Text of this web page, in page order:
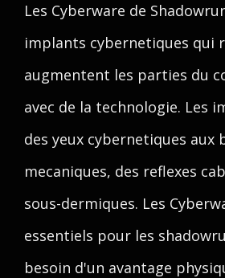
Les Cyberware de
implants cybernetiques qui
augmentent les parties du
avec de la technologie. Les
des yeux cybernetiques aux
mecaniques, des reflexes
sous-dermiques. Les
essentiels pour les
besoin d'un avantage